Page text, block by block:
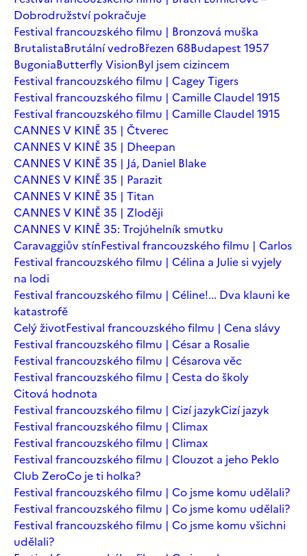
Dobrodružství pokračuje
Festival francouzského filmu | Bronzová muška
BrutalistaBrutální vedroBřezen 68Budapest 1957
BugoniaButterfly VisionByl jsem cizincem
Festival francouzského filmu | Cagey Tigers
Festival francouzského filmu | Camille Claudel 1915
Festival francouzského filmu | Camille Claudel 1915
CANNES V KINĚ 35 | Čtverec
CANNES V KINĚ 35 | Dheepan
CANNES V KINĚ 35 | Já, Daniel Blake
CANNES V KINĚ 35 | Parazit
CANNES V KINĚ 35 | Titan
CANNES V KINĚ 35 | Zloději
CANNES V KINĚ 35: Trojúhelník smutku
Caravaggiův stínFestival francouzského filmu | Carlos
Festival francouzského filmu | Célina a Julie si vyjely
na lodi
Festival francouzského filmu | Céline!... Dva klauni ke
katastrofě
Celý životFestival francouzského filmu | Cena slávy
Festival francouzského filmu | César a Rosalie
Festival francouzského filmu | Césarova věc
Festival francouzského filmu | Cesta do školy
Citová hodnota
Festival francouzského filmu | Cizí jazykCizí jazyk
Festival francouzského filmu | Climax
Festival francouzského filmu | Climax
Festival francouzského filmu | Clouzot a jeho Peklo
Club ZeroCo je ti holka?
Festival francouzského filmu | Co jsme komu udělali?
Festival francouzského filmu | Co jsme komu udělali?
Festival francouzského filmu | Co jsme komu všichni
udělali?